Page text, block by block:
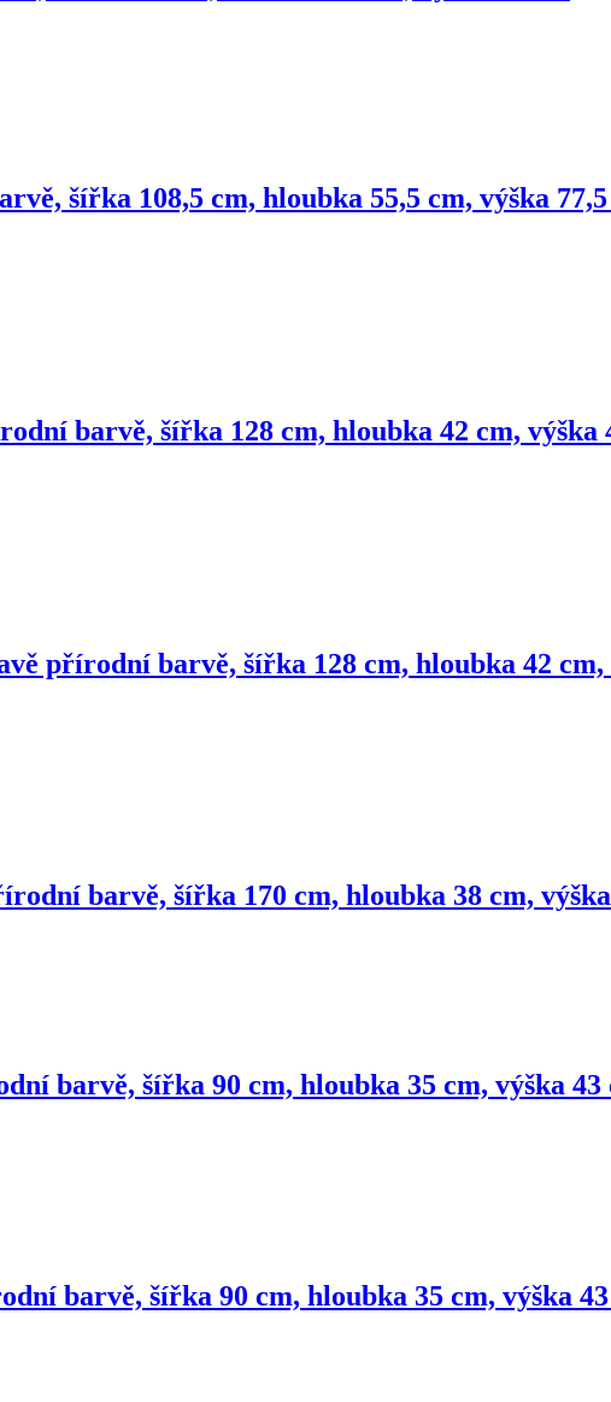
šířka 108,5 cm, hloubka 55,5 cm, výška
barvě, šířka 128 cm, hloubka 42 cm, výška
přírodní barvě, šířka 128 cm, hloubka 42 cm,
barvě, šířka 170 cm, hloubka 38 cm,
barvě, šířka 90 cm, hloubka 35 cm, výška 43
barvě, šířka 90 cm, hloubka 35 cm, výška